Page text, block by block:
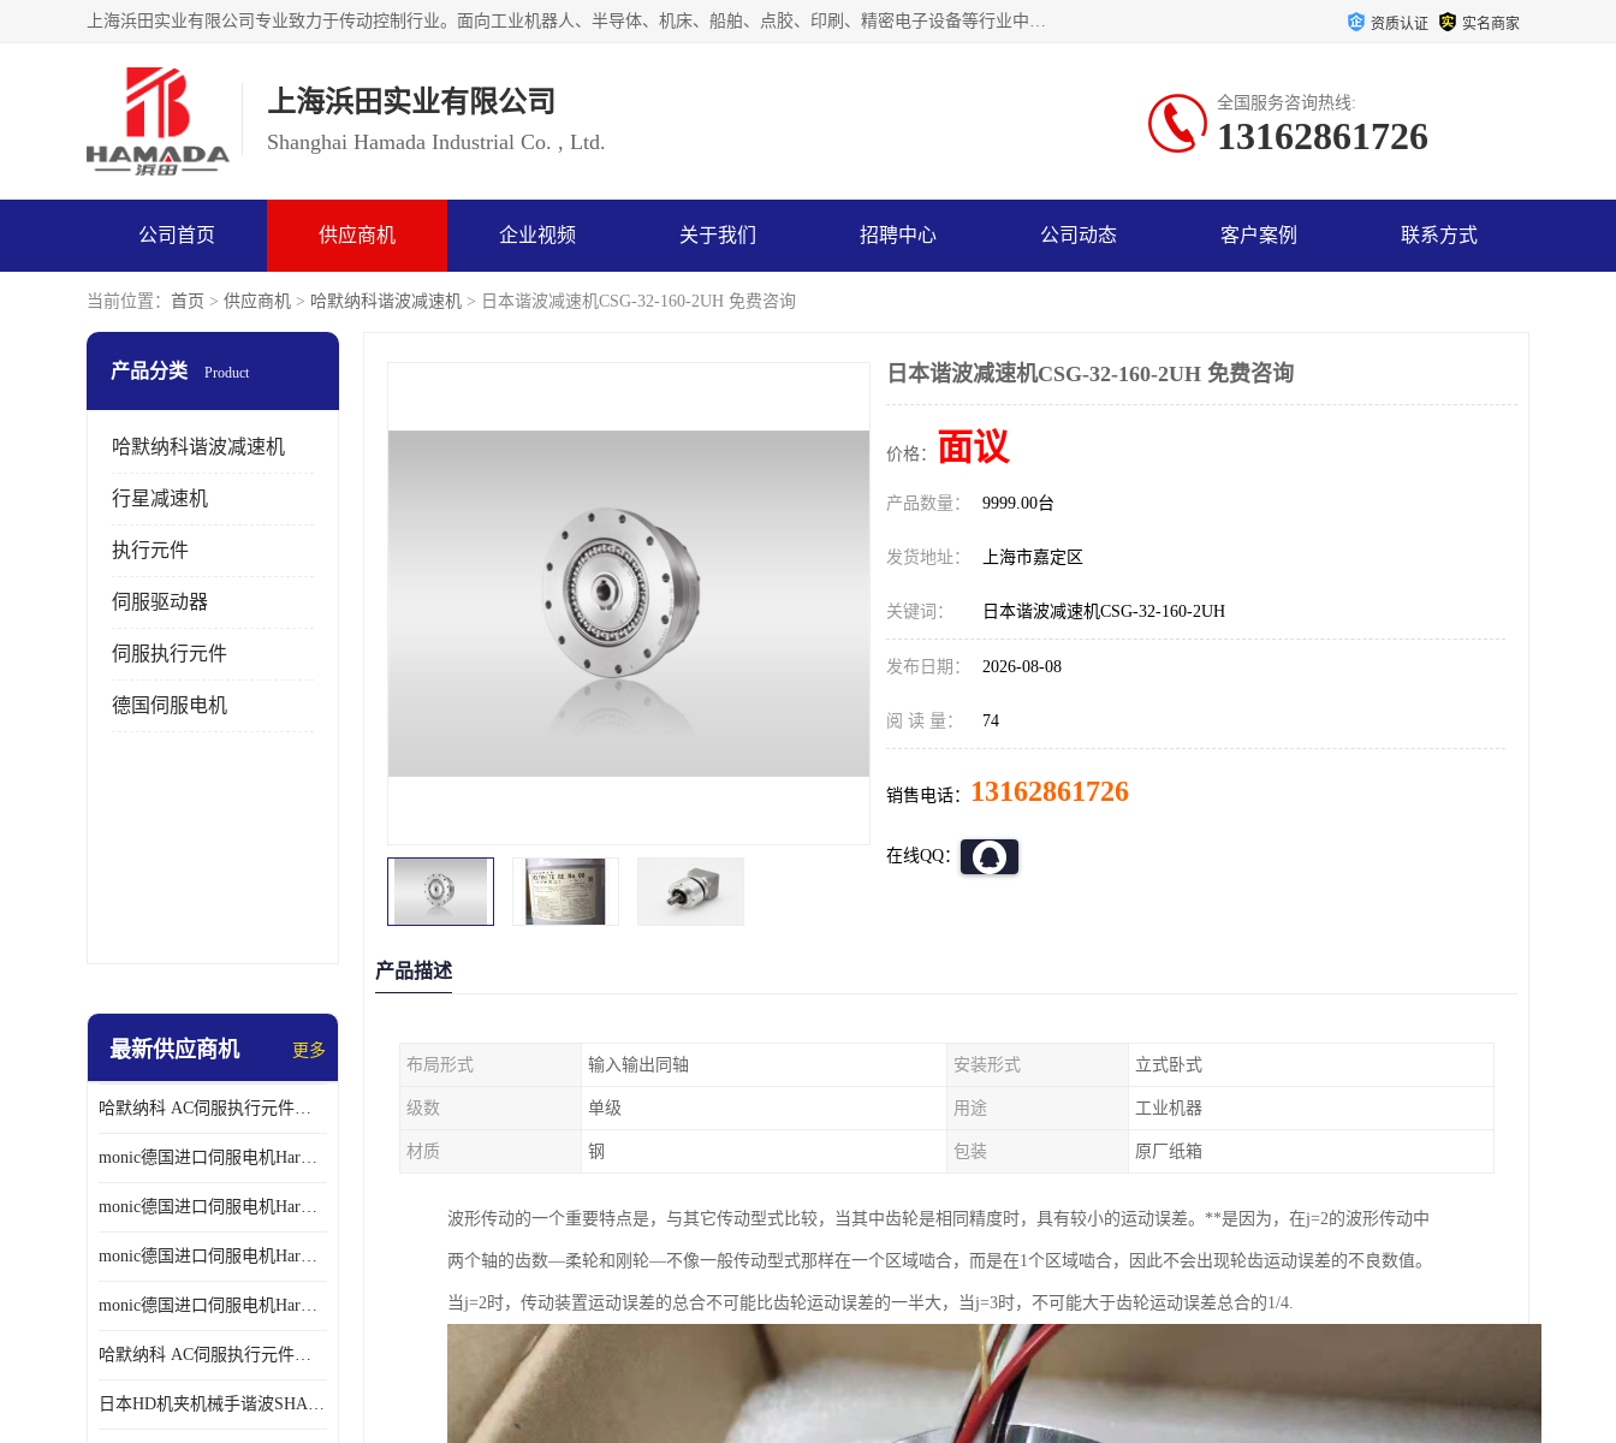
上海浜田实业有限公司专业致力于传动控制行业。面向工业机器人、半导体、机床、船舶、点胶、印刷、精密电子设备等行业中的运动控制技术。为日本哈默纳科（HarmonicDrive简称HD）中国地区定代理商，其生产的HarmonicDrive谐波减速机，具有轻量、小型、传动效率高、减速范围广、精度高等特点，被广泛应用于各种传动系统中。完善的技术，完善的售后，让您的选择无后顾之忧，欢迎您的来电洽谈！ 资质认证 实名商家
上海浜田实业有限公司
Shanghai Hamada Industrial Co. , Ltd.
全国服务咨询热线:
13162861726
公司首页 供应商机 企业视频 关于我们 招聘中心 公司动态 客户案例 联系方式
当前位置： 首页 > 供应商机 > 哈默纳科谐波减速机 > 日本谐波减速机CSG-32-160-2UH 免费咨询
产品分类 Product
哈默纳科谐波减速机
行星减速机
执行元件
伺服驱动器
伺服执行元件
德国伺服电机
最新供应商机 更多
哈默纳科 AC伺服执行元件扁平型SHA系列 议价
monic德国进口伺服电机Har中国总代理单价
monic德国进口伺服电机Har中国总代理代理
monic德国进口伺服电机Har中国总代理公司
monic德国进口伺服电机Har中国总代理供应
哈默纳科 AC伺服执行元件扁平型SHA系列
日本HD机夹机械手谐波SHA32A120CG-B12B
日本谐波减速机CSG-32-160-2UH 免费咨询
价格： 面议
产品数量： 9999.00台
发货地址： 上海市嘉定区
关键词： 日本谐波减速机CSG-32-160-2UH
发布日期： 2026-08-08
阅 读 量： 74
销售电话： 13162861726
在线QQ：
产品描述
布局形式 输入输出同轴 安装形式 立式卧式
级数 单级 用途 工业机器
材质 钢 包装 原厂纸箱
波形传动的一个重要特点是，与其它传动型式比较，当其中齿轮是相同精度时，具有较小的运动误差。**是因为，在j=2的波形传动中
两个轴的齿数—柔轮和刚轮—不像一般传动型式那样在一个区域啮合，而是在1个区域啮合，因此不会出现轮齿运动误差的不良数值。
当j=2时，传动装置运动误差的总合不可能比齿轮运动误差的一半大，当j=3时，不可能大于齿轮运动误差总合的1/4.